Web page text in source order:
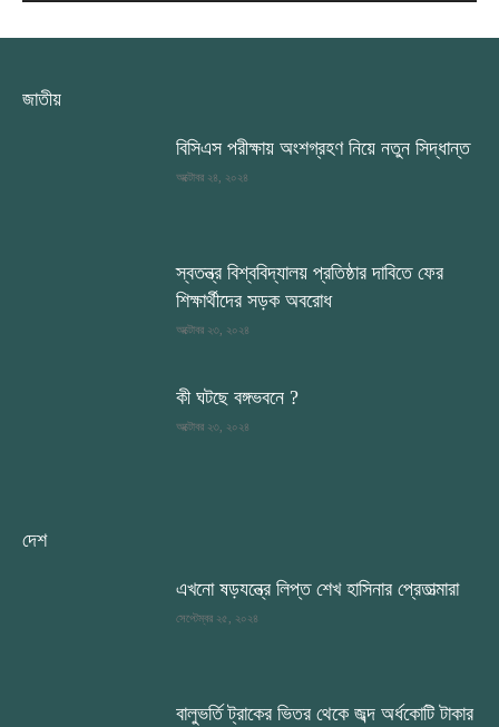
জাতীয়
বিসিএস পরীক্ষায় অংশগ্রহণ নিয়ে নতুন সিদ্ধান্ত
অক্টোবর ২৪, ২০২৪
স্বতন্ত্র বিশ্ববিদ্যালয় প্রতিষ্ঠার দাবিতে ফের
শিক্ষার্থীদের সড়ক অবরোধ
অক্টোবর ২৩, ২০২৪
কী ঘটছে বঙ্গভবনে ?
অক্টোবর ২৩, ২০২৪
দেশ
এখনো ষড়যন্ত্রে লিপ্ত শেখ হাসিনার প্রেতাত্মারা
সেপ্টেম্বর ২৫, ২০২৪
বালুভর্তি ট্রাকের ভিতর থেকে জব্দ অর্ধকোটি টাকার